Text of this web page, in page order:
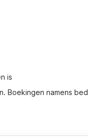
is
Boekingen namens